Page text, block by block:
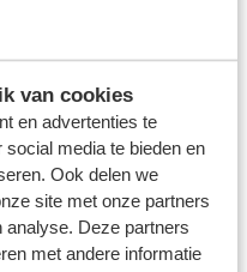
van cookies
en advertenties te
media te bieden en
Ook delen we
site met onze partners
Deze partners
met andere informatie